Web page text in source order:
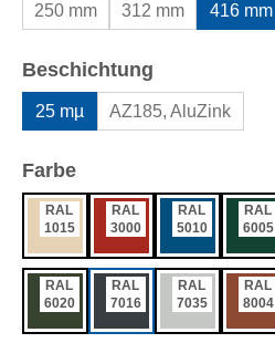
250 mm 312 mm 416 mm
Beschichtung
25 mµ AZ185, AluZink
Farbeauswählen
RAL
1015
RAL
3000
RAL
5010
RAL
6005
RAL
6020
RAL
7016
RAL
7035
RAL
8004